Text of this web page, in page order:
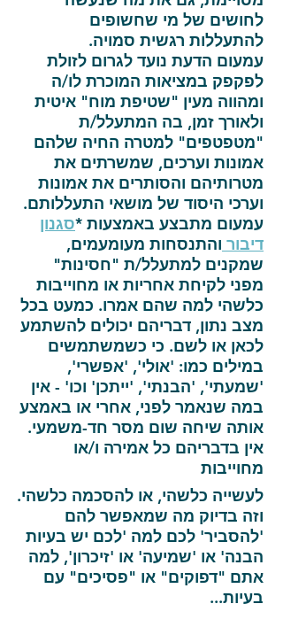
לחושים של מי שחשופים
להתעללות רגשית סמויה.
עמעום הדעת נועד לגרום לזולת
לפקפק במציאות המוכרת לו/ה
ומהווה מעין "שטיפת מוח" איטית
ולאורך זמן, בה המתעלל/ת
"מטפטפים" למטרה החיה שלהם
אמונות וערכים, שמשרתים את
מטרותיהם והסותרים את אמונות
וערכי היסוד של מושאי התעללותם.
עמעום מתבצע באמצעות *סגנון
דיבור והתנסחות מעומעמים,
שמקנים למתעלל/ת "חסינות"
מפני לקיחת אחריות או מחוייבות
כלשהי למה שהם אמרו. כמעט בכל
מצב נתון, דבריהם יכולים להשתמע
לכאן או לשם. כי כשמשתמשים
במילים כמו: 'אולי', 'אפשרי',
'שמעתי', 'הבנתי', 'ייתכן' וכו' - אין
במה שנאמר לפני, אחרי או באמצע
אותה שיחה שום מסר חד-משמעי.
אין בדבריהם כל אמירה ו/או
מחוייבות
לעשייה כלשהי, או להסכמה כלשהי.
וזה בדיוק מה שמאפשר להם
'להסביר' לכם למה 'לכם יש בעיות
הבנה' או 'שמיעה' או 'זיכרון', למה
אתם "דפוקים" או "פסיכים" עם
בעיות...